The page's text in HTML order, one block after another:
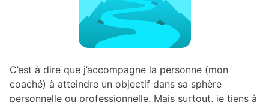
C’est à dire que j’accompagne la personne (mon
coaché) à atteindre un objectif dans sa sphère
personnelle ou professionnelle. Mais surtout, je tiens à